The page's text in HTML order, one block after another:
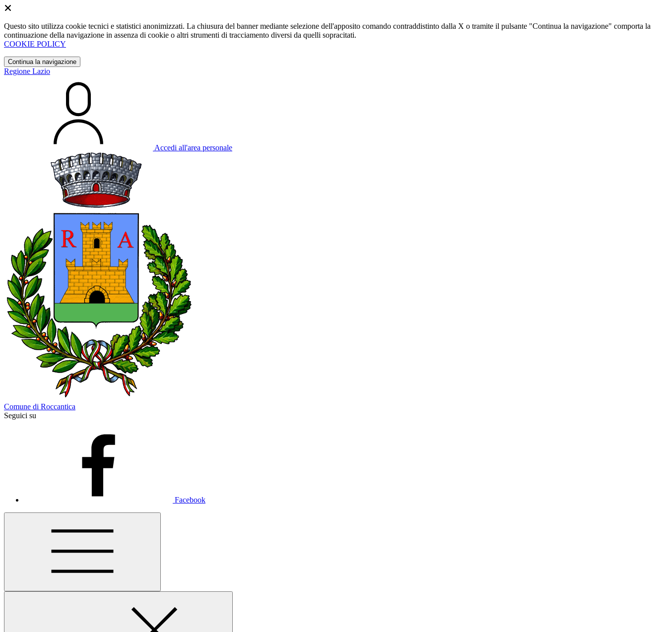
Questo sito utilizza cookie tecnici e statistici anonimizzati. La chiusura del banner mediante selezione dell'apposito comando contraddistinto dalla X o tramite il pulsante "Continua la navigazione" comporta la
continuazione della navigazione in assenza di cookie o altri strumenti di tracciamento diversi da quelli sopracitati.
COOKIE POLICY
Continua la navigazione
Regione Lazio
Accedi all'area personale
Comune di Roccantica
Seguici su
Facebook